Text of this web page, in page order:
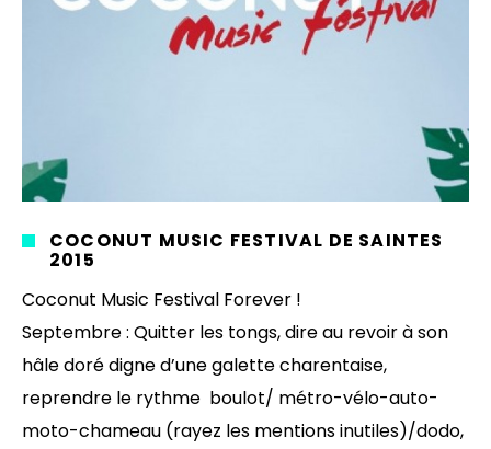
COCONUT MUSIC FESTIVAL DE SAINTES
2015
Coconut Music Festival Forever !
Septembre : Quitter les tongs, dire au revoir à son
hâle doré digne d’une galette charentaise,
reprendre le rythme boulot/ métro-vélo-auto-
moto-chameau (rayez les mentions inutiles)/dodo,